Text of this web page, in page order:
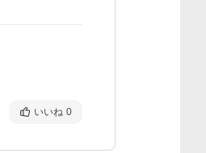
いいね 0